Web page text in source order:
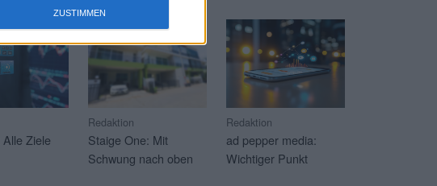
ZUSTIMMEN
Ziele
Redaktion
Staige One: Mit
Schwung nach oben
Redaktion
ad pepper media:
Wichtiger Punkt